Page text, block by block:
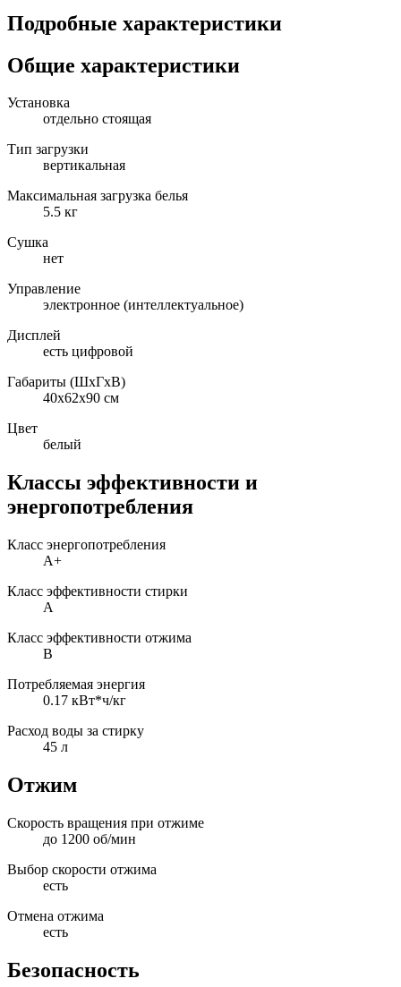
Подробные характеристики
Общие характеристики
Установка
отдельно стоящая
Тип загрузки
вертикальная
Максимальная загрузка белья
5.5 кг
Сушка
нет
Управление
электронное (интеллектуальное)
Дисплей
есть цифровой
Габариты (ШxГxВ)
40x62x90 см
Цвет
белый
Классы эффективности и
энергопотребления
Класс энергопотребления
A+
Класс эффективности стирки
A
Класс эффективности отжима
B
Потребляемая энергия
0.17 кВт*ч/кг
Расход воды за стирку
45 л
Отжим
Скорость вращения при отжиме
до 1200 об/мин
Выбор скорости отжима
есть
Отмена отжима
есть
Безопасность